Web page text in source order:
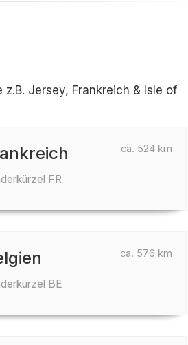
Jersey, Frankreich & Isle of
ca. 524 km
FR
ca. 576 km
BE